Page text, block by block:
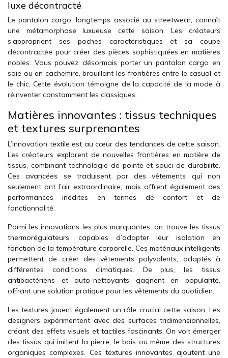
luxe décontracté
Le pantalon cargo, longtemps associé au streetwear, connaît
une métamorphose luxueuse cette saison. Les créateurs
s’approprient ses poches caractéristiques et sa coupe
décontractée pour créer des pièces sophistiquées en matières
nobles. Vous pouvez désormais porter un pantalon cargo en
soie ou en cachemire, brouillant les frontières entre le casual et
le chic. Cette évolution témoigne de la capacité de la mode à
réinventer constamment les classiques.
Matières innovantes : tissus techniques
et textures surprenantes
L’innovation textile est au cœur des tendances de cette saison.
Les créateurs explorent de nouvelles frontières en matière de
tissus, combinant technologie de pointe et souci de durabilité.
Ces avancées se traduisent par des vêtements qui non
seulement ont l’air extraordinaire, mais offrent également des
performances inédites en termes de confort et de
fonctionnalité.
Parmi les innovations les plus marquantes, on trouve les tissus
thermorégulateurs, capables d’adapter leur isolation en
fonction de la température corporelle. Ces matériaux intelligents
permettent de créer des vêtements polyvalents, adaptés à
différentes conditions climatiques. De plus, les tissus
antibactériens et auto-nettoyants gagnent en popularité,
offrant une solution pratique pour les vêtements du quotidien.
Les textures jouent également un rôle crucial cette saison. Les
designers expérimentent avec des surfaces tridimensionnelles,
créant des effets visuels et tactiles fascinants. On voit émerger
des tissus qui imitent la pierre, le bois ou même des structures
organiques complexes. Ces textures innovantes ajoutent une